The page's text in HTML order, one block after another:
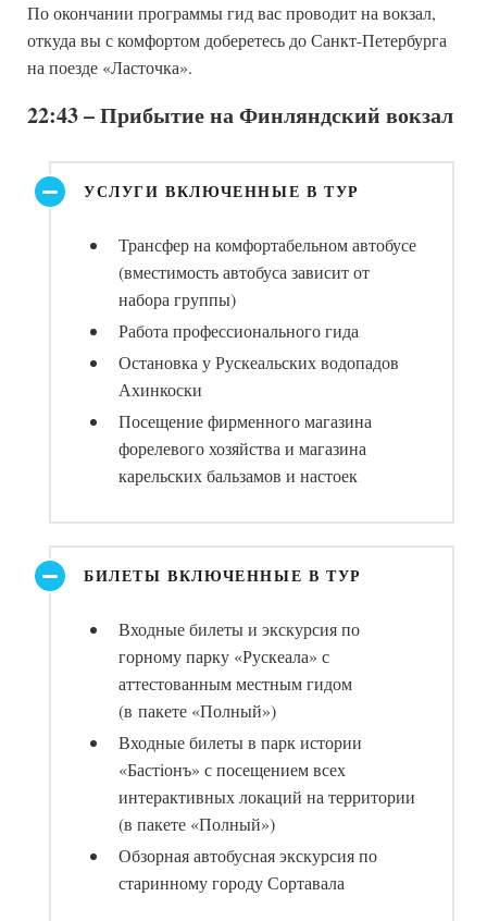
По окончании программы гид вас проводит на вокзал,
откуда вы с комфортом доберетесь до Санкт-Петербурга
на поезде «Ласточка».
22:43 – Прибытие на Финляндский вокзал
УСЛУГИ ВКЛЮЧЕННЫЕ В ТУР
Трансфер на комфортабельном автобусе
(вместимость автобуса зависит от
набора группы)
Работа профессионального гида
Остановка у Рускеальских водопадов
Ахинкоски
Посещение фирменного магазина
форелевого хозяйства и магазина
карельских бальзамов и настоек
БИЛЕТЫ ВКЛЮЧЕННЫЕ В ТУР
Входные билеты и экскурсия по
горному парку «Рускеала» с
аттестованным местным гидом
(в пакете «Полный»)
Входные билеты в парк истории
«Бастiонъ» с посещением всех
интерактивных локаций на территории
(в пакете «Полный»)
Обзорная автобусная экскурсия по
старинному городу Сортавала